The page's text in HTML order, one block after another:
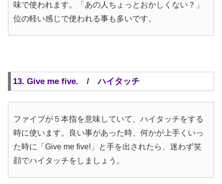
味で使われます。「あの人ちょっとおかしくない？」
位の軽い感じで使われる事も多いです。
13. Give me five. / ハイタッチ
ファイブが５本指を意味していて、ハイタッチをする
時に使います。良い事があった時、何かが上手くいっ
た時に「Give me five!」と手を出されたら、迷わず笑
顔でハイタッチをしましょう。